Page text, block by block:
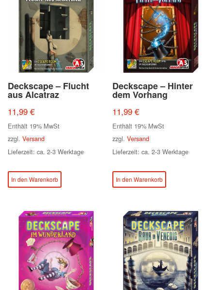
Deckscape – Flucht
aus Alcatraz
11,99 €
Enthält 19% MwSt
zzgl. Versand
Lieferzeit: ca. 2-3 Werktage
In den Warenkorb
Deckscape – Hinter
dem Vorhang
11,99€
Enthält 19% MwSt
zzgl.Versand
Lieferzeit: ca. 2-3 Werktage
In den Warenkorb